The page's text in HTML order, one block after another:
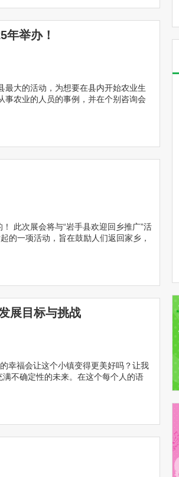
年举办！
最大的活动，为想要在县内开始农业生
事农业的人员的事例，并在个别咨询会
此次展会将与“岩手县欢迎回乡推广”活
的一项活动，旨在鼓励人们返回家乡，
展目标与挑战
幸福会让这个小镇变得更美好吗？让我
不确定性的未来。在这个每个人的语